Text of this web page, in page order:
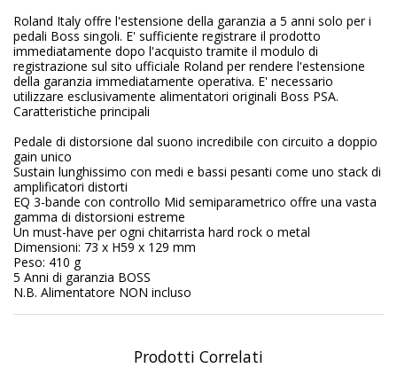
Roland Italy offre l'estensione della garanzia a 5 anni solo per i
pedali Boss singoli. E' sufficiente registrare il prodotto
immediatamente dopo l'acquisto tramite il modulo di
registrazione sul sito ufficiale Roland per rendere l'estensione
della garanzia immediatamente operativa. E' necessario
utilizzare esclusivamente alimentatori originali Boss PSA.
Caratteristiche principali
Pedale di distorsione dal suono incredibile con circuito a doppio
gain unico
Sustain lunghissimo con medi e bassi pesanti come uno stack di
amplificatori distorti
EQ 3-bande con controllo Mid semiparametrico offre una vasta
gamma di distorsioni estreme
Un must-have per ogni chitarrista hard rock o metal
Dimensioni: 73 x H59 x 129 mm
Peso: 410 g
5 Anni di garanzia BOSS
N.B. Alimentatore NON incluso
Prodotti Correlati